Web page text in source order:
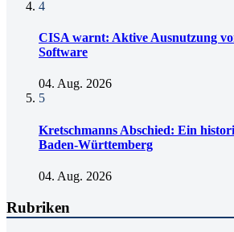
4
CISA warnt: Aktive Ausnutzung
Software
04. Aug. 2026
5
Kretschmanns Abschied: Ein
Baden-Württemberg
04. Aug. 2026
Rubriken